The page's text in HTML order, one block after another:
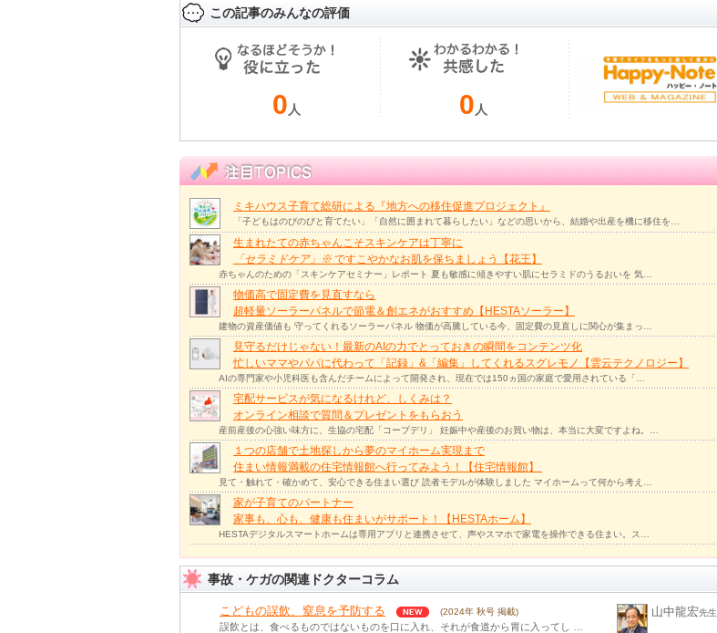
この記事のみんなの評価
0 人 0 人
ミキハウス子育て総研による『地方への移住促進プロジェクト』
「子どもはのびのびと育てたい」「自然に囲まれて暮らしたい」などの思いから、結婚や出産を機に移住を…
生まれたての赤ちゃんこそスキンケアは丁寧に
「セラミドケア」 ※ですこやかなお肌を保ちましょう【花王】
赤ちゃんのための「スキンケアセミナー」レポート 夏も敏感に傾きやすい肌にセラミドのうるおいを 気…
物価高で固定費を見直すなら
超軽量ソーラーパネルで節電＆創エネがおすすめ【HESTAソーラー】
建物の資産価値も 守ってくれるソーラーパネル 物価が高騰している今、固定費の見直しに関心が集まっ…
見守るだけじゃない！最新のAIの力でとっておきの瞬間をコンテンツ化
忙しいママやパパに代わって「記録」&「編集」してくれるスグレモノ【雲云テクノロジー】
AIの専門家や小児科医も含んだチームによって開発され、現在では150ヵ国の家庭で愛用されている「…
宅配サービスが気になるけれど、しくみは？
オンライン相談で質問＆プレゼントをもらおう
産前産後の心強い味方に、生協の宅配「コープデリ」 妊娠中や産後のお買い物は、本当に大変ですよね。…
１つの店舗で土地探しから夢のマイホーム実現まで
住まい情報満載の住宅情報館へ行ってみよう！【住宅情報館】
見て・触れて・確かめて、安心できる住まい選び 読者モデルが体験しました マイホームって何から考え…
家が子育てのパートナー
家事も、心も、健康も住まいがサポート！【HESTAホーム】
HESTAデジタルスマートホームは専用アプリと連携させて、声やスマホで家電を操作できる住まい。ス…
事故・ケガの関連ドクターコラム
山中龍宏先生
こどもの誤飲、窒息を予防する (2024年 秋号 掲載)
誤飲とは、食べるものではないものを口に入れ、それが食道から胃に入ってし …